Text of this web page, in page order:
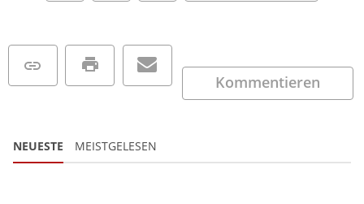
Kommentieren
NEUESTE MEISTGELESEN